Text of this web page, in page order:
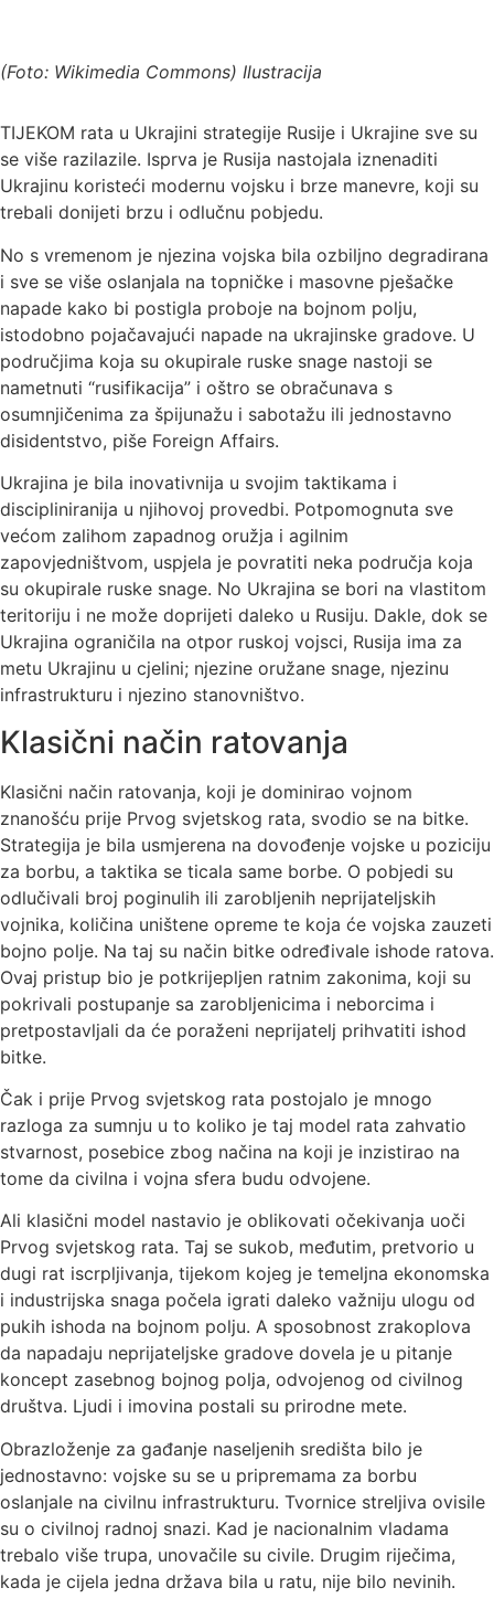
(Foto: Wikimedia Commons) Ilustracija
TIJEKOM rata u Ukrajini strategije Rusije i Ukrajine sve su
se više razilazile. Isprva je Rusija nastojala iznenaditi
Ukrajinu koristeći modernu vojsku i brze manevre, koji su
trebali donijeti brzu i odlučnu pobjedu.
No s vremenom je njezina vojska bila ozbiljno degradirana
i sve se više oslanjala na topničke i masovne pješačke
napade kako bi postigla proboje na bojnom polju,
istodobno pojačavajući napade na ukrajinske gradove. U
područjima koja su okupirale ruske snage nastoji se
nametnuti “rusifikacija” i oštro se obračunava s
osumnjičenima za špijunažu i sabotažu ili jednostavno
disidentstvo, piše Foreign Affairs.
Ukrajina je bila inovativnija u svojim taktikama i
discipliniranija u njihovoj provedbi. Potpomognuta sve
većom zalihom zapadnog oružja i agilnim
zapovjedništvom, uspjela je povratiti neka područja koja
su okupirale ruske snage. No Ukrajina se bori na vlastitom
teritoriju i ne može doprijeti daleko u Rusiju. Dakle, dok se
Ukrajina ograničila na otpor ruskoj vojsci, Rusija ima za
metu Ukrajinu u cjelini; njezine oružane snage, njezinu
infrastrukturu i njezino stanovništvo.
Klasični način ratovanja
Klasični način ratovanja, koji je dominirao vojnom
znanošću prije Prvog svjetskog rata, svodio se na bitke.
Strategija je bila usmjerena na dovođenje vojske u poziciju
za borbu, a taktika se ticala same borbe. O pobjedi su
odlučivali broj poginulih ili zarobljenih neprijateljskih
vojnika, količina uništene opreme te koja će vojska zauzeti
bojno polje. Na taj su način bitke određivale ishode ratova.
Ovaj pristup bio je potkrijepljen ratnim zakonima, koji su
pokrivali postupanje sa zarobljenicima i neborcima i
pretpostavljali da će poraženi neprijatelj prihvatiti ishod
bitke.
Čak i prije Prvog svjetskog rata postojalo je mnogo
razloga za sumnju u to koliko je taj model rata zahvatio
stvarnost, posebice zbog načina na koji je inzistirao na
tome da civilna i vojna sfera budu odvojene.
Ali klasični model nastavio je oblikovati očekivanja uoči
Prvog svjetskog rata. Taj se sukob, međutim, pretvorio u
dugi rat iscrpljivanja, tijekom kojeg je temeljna ekonomska
i industrijska snaga počela igrati daleko važniju ulogu od
pukih ishoda na bojnom polju. A sposobnost zrakoplova
da napadaju neprijateljske gradove dovela je u pitanje
koncept zasebnog bojnog polja, odvojenog od civilnog
društva. Ljudi i imovina postali su prirodne mete.
Obrazloženje za gađanje naseljenih središta bilo je
jednostavno: vojske su se u pripremama za borbu
oslanjale na civilnu infrastrukturu. Tvornice streljiva ovisile
su o civilnoj radnoj snazi. Kad je nacionalnim vladama
trebalo više trupa, unovačile su civile. Drugim riječima,
kada je cijela jedna država bila u ratu, nije bilo nevinih.